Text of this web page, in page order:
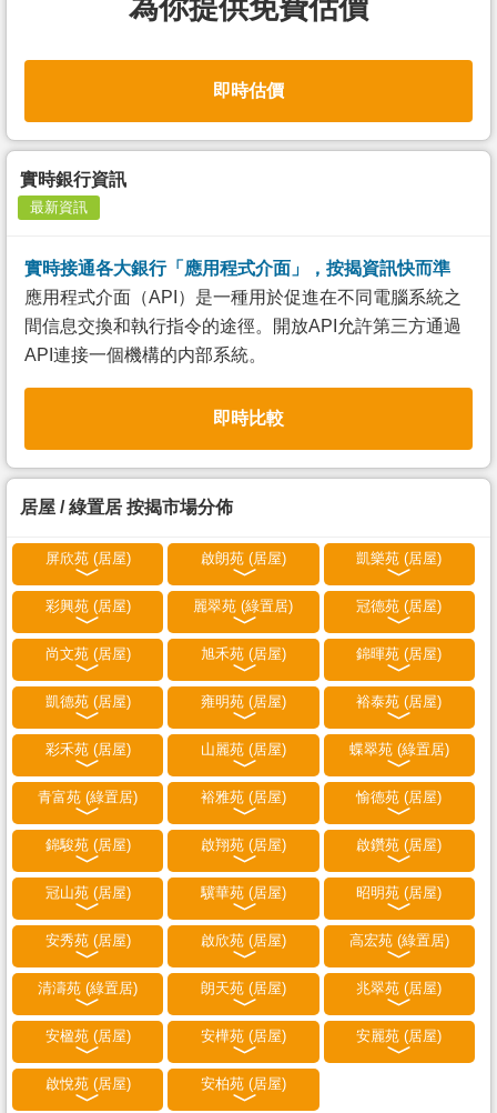
為你提供免費估價
即時估價
實時銀行資訊
最新資訊
實時接通各大銀行「應用程式介面」，按揭資訊快而準
應用程式介面（API）是一種用於促進在不同電腦系統之
間信息交換和執行指令的途徑。開放API允許第三方通過
API連接一個機構的内部系統。
即時比較
居屋 / 綠置居 按揭市場分佈
屏欣苑 (居屋) 啟朗苑 (居屋) 凱樂苑 (居屋)
彩興苑 (居屋) 麗翠苑 (綠置居) 冠德苑 (居屋)
尚文苑 (居屋) 旭禾苑 (居屋) 錦暉苑 (居屋)
凱德苑 (居屋) 雍明苑 (居屋) 裕泰苑 (居屋)
彩禾苑 (居屋) 山麗苑 (居屋) 蝶翠苑 (綠置居)
青富苑 (綠置居) 裕雅苑 (居屋) 愉德苑 (居屋)
錦駿苑 (居屋) 啟翔苑 (居屋) 啟鑽苑 (居屋)
冠山苑 (居屋) 驥華苑 (居屋) 昭明苑 (居屋)
安秀苑 (居屋) 啟欣苑 (居屋) 高宏苑 (綠置居)
清濤苑 (綠置居) 朗天苑 (居屋) 兆翠苑 (居屋)
安楹苑 (居屋) 安樺苑 (居屋) 安麗苑 (居屋)
啟悅苑 (居屋) 安柏苑 (居屋)